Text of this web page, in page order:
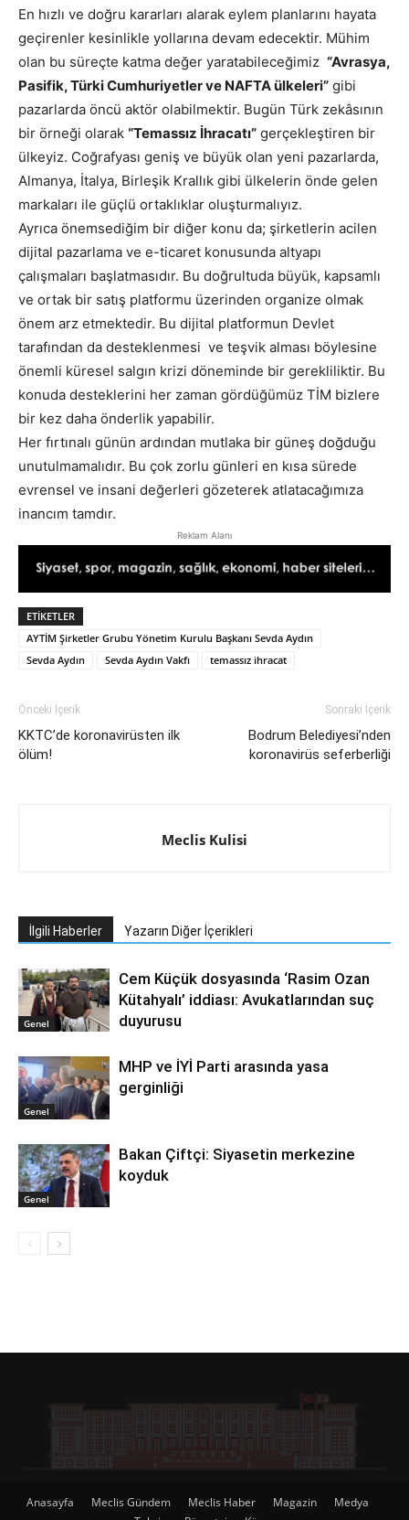
En hızlı ve doğru kararları alarak eylem planlarını hayata
geçirenler kesinlikle yollarına devam edecektir. Mühim
olan bu süreçte katma değer yaratabileceğimiz “Avrasya,
Pasifik, Türki Cumhuriyetler ve NAFTA ülkeleri” gibi
pazarlarda öncü aktör olabilmektir. Bugün Türk zekâsının
bir örneği olarak “Temassız İhracatı” gerçekleştiren bir
ülkeyiz. Coğrafyası geniş ve büyük olan yeni pazarlarda,
Almanya, İtalya, Birleşik Krallık gibi ülkelerin önde gelen
markaları ile güçlü ortaklıklar oluşturmalıyız.
Ayrıca önemsediğim bir diğer konu da; şirketlerin acilen
dijital pazarlama ve e-ticaret konusunda altyapı
çalışmaları başlatmasıdır. Bu doğrultuda büyük, kapsamlı
ve ortak bir satış platformu üzerinden organize olmak
önem arz etmektedir. Bu dijital platformun Devlet
tarafından da desteklenmesi ve teşvik alması böylesine
önemli küresel salgın krizi döneminde bir gerekliliktir. Bu
konuda desteklerini her zaman gördüğümüz TİM bizlere
bir kez daha önderlik yapabilir.
Her fırtınalı günün ardından mutlaka bir güneş doğduğu
unutulmamalıdır. Bu çok zorlu günleri en kısa sürede
evrensel ve insani değerleri gözeterek atlatacağımıza
inancım tamdır.
Reklam Alanı
ETIKETLER
AYTİM Şirketler Grubu Yönetim Kurulu Başkanı Sevda Aydın
Sevda Aydın
Sevda Aydın Vakfı temassız ihracat
Önceki İçerik
KKTC’de koronavirüsten ilk
ölüm!
Sonraki İçerik
Bodrum Belediyesi’nden
koronavirüs seferberliği
Meclis Kulisi
İlgili Haberler Yazarın Diğer İçerikleri
Genel
Cem Küçük dosyasında ‘Rasim Ozan
Kütahyalı’ iddiası: Avukatlarından suç
duyurusu
Genel
MHP ve İYİ Parti arasında yasa
gerginliği
Genel
Bakan Çiftçi: Siyasetin merkezine
koyduk
Anasayfa Meclis Gündem Meclis Haber Magazin
Medya